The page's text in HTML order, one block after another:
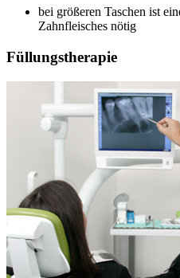
bei größeren Taschen ist
Zahnfleisches nötig
Füllungstherapie